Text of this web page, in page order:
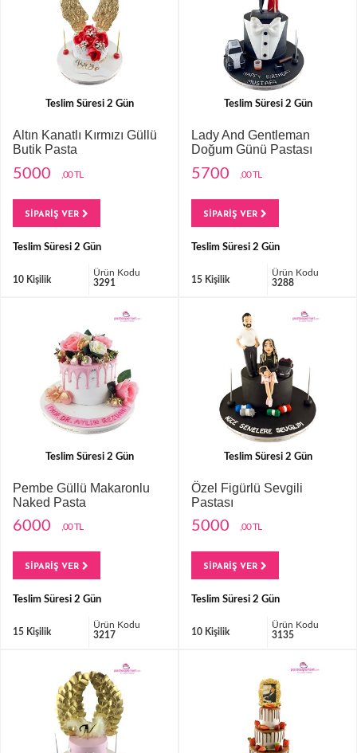
Teslim Süresi 2 Gün
Altın Kanatlı Kırmızı Güllü
Butik Pasta
5000 ,00 TL
SİPARİŞ VER
Teslim Süresi 2 Gün
10 Kişilik
Ürün Kodu
3291
Teslim Süresi 2 Gün
Lady And Gentleman
Doğum Günü Pastası
5700 ,00 TL
SİPARİŞ VER
Teslim Süresi 2 Gün
15 Kişilik
Ürün Kodu
3288
Teslim Süresi 2 Gün
Pembe Güllü Makaronlu
Naked Pasta
6000 ,00 TL
SİPARİŞ VER
Teslim Süresi 2 Gün
15 Kişilik
Ürün Kodu
3217
Teslim Süresi 2 Gün
Özel Figürlü Sevgili
Pastası
5000 ,00 TL
SİPARİŞ VER
Teslim Süresi 2 Gün
10 Kişilik
Ürün Kodu
3135